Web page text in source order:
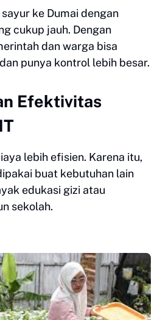
ke Dumai dengan
cukup jauh. Dengan
dan warga bisa
punya kontrol lebih besar.
Efektivitas
lebih efisien. Karena itu,
buat kebutuhan lain
edukasi gizi atau
sekolah.